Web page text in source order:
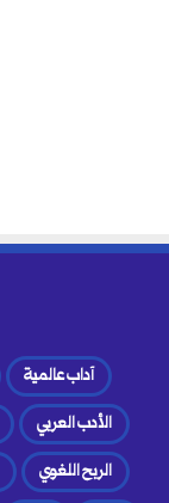
آداب عالمية
الأدب العربي
الربح اللغوي